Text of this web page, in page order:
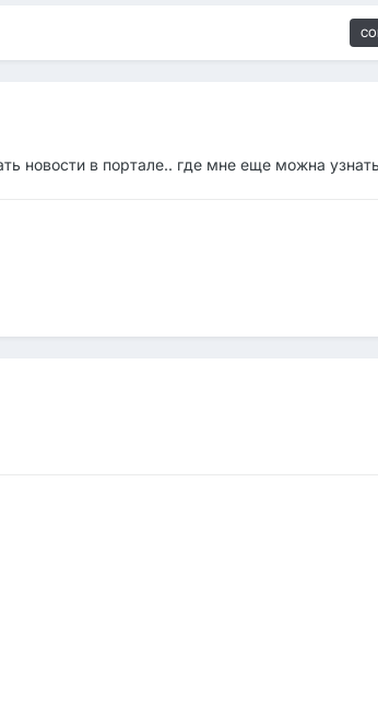
новости в портале.. где мне еще можна